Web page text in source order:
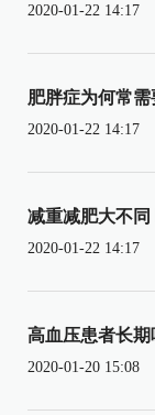
2020-01-22 14:17
肥胖症为何常
2020-01-22 14:17
减重减肥大不
2020-01-22 14:17
高血压患者长
2020-01-20 15:08